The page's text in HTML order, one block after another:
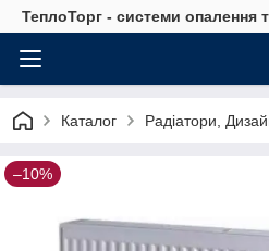
ТеплоТорг - системи опалення
Каталог Радіатори,
–10%